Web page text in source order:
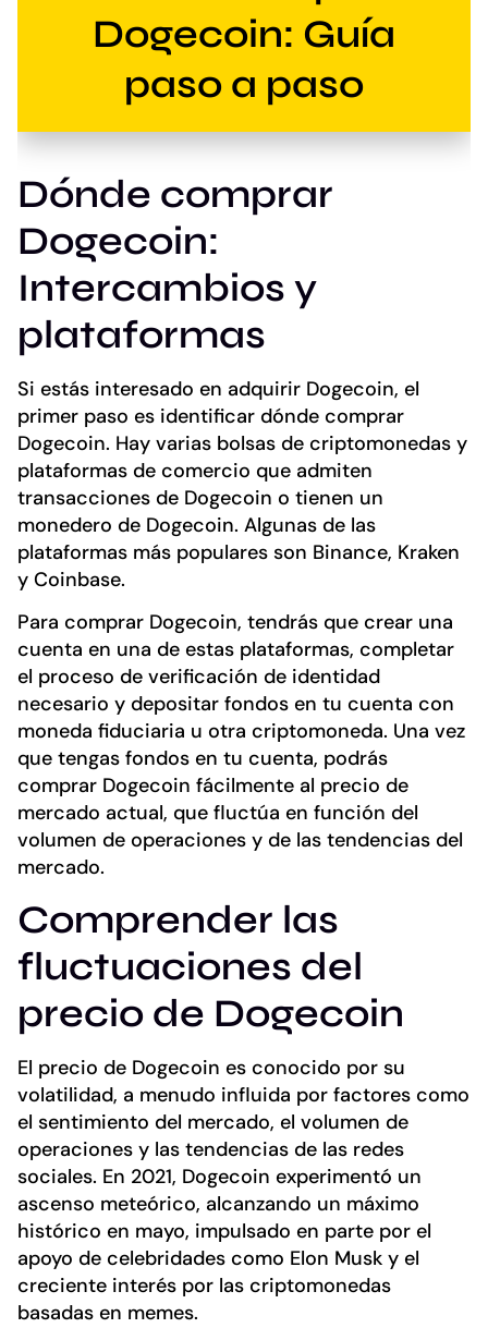
Dogecoin: Guía
paso a paso
Dónde comprar
Dogecoin:
Intercambios y
plataformas
Si estás interesado en adquirir Dogecoin, el
primer paso es identificar dónde comprar
Dogecoin. Hay varias bolsas de criptomonedas y
plataformas de comercio que admiten
transacciones de Dogecoin o tienen un
monedero de Dogecoin. Algunas de las
plataformas más populares son Binance, Kraken
y Coinbase.
Para comprar Dogecoin, tendrás que crear una
cuenta en una de estas plataformas, completar
el proceso de verificación de identidad
necesario y depositar fondos en tu cuenta con
moneda fiduciaria u otra criptomoneda. Una vez
que tengas fondos en tu cuenta, podrás
comprar Dogecoin fácilmente al precio de
mercado actual, que fluctúa en función del
volumen de operaciones y de las tendencias del
mercado.
Comprender las
fluctuaciones del
precio de Dogecoin
El precio de Dogecoin es conocido por su
volatilidad, a menudo influida por factores como
el sentimiento del mercado, el volumen de
operaciones y las tendencias de las redes
sociales. En 2021, Dogecoin experimentó un
ascenso meteórico, alcanzando un máximo
histórico en mayo, impulsado en parte por el
apoyo de celebridades como Elon Musk y el
creciente interés por las criptomonedas
basadas en memes.